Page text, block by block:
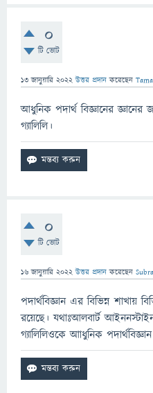
0
টি ভোট
13 জানুয়ারি 2022 উত্তর প্রদান করেছেন
আধুনিক পদার্থ বিজ্ঞানের জ্ঞানের
গ্যালিলি।
0
টি ভোট
16 জানুয়ারি 2022 উত্তর প্রদান করেছেন
পদার্থবিজ্ঞান এর বিভিন্ন শাখায়
রয়েছে। যথাঃআলবার্ট
গ্যালিলিওকে আাধুনিক